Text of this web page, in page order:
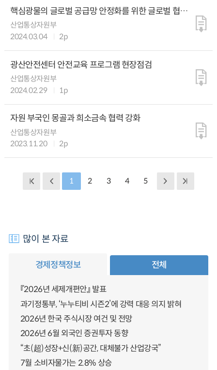
핵심광물의 글로벌 공급망 안정화를 위한 글로벌 협력
이어가
산업통상자원부
2024.03.04
2p
광산안전센터 안전교육 프로그램 현장점검
산업통상자원부
2024.02.29
1p
자원 부국인 몽골과 희소금속 협력 강화
산업통상자원부
2023.11.20
2p
1 2 3 4 5
많이 본 자료
경제정책정보 전체
『2026년 세제개편안』 발표
과기정통부, ‘누누티비 시즌2’에 강력 대응 의지 밝혀
2026년 한국 주식시장 여건 및 전망
2026년 6월 외국인 증권투자 동향
“초(超)성장+신(新)공간, 대체불가 산업강국”
7월 소비자물가는 2.8% 상승